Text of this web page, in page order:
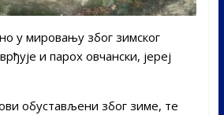
у мировању због зимског
и парох овчански, јереј
обустављени због зиме, те